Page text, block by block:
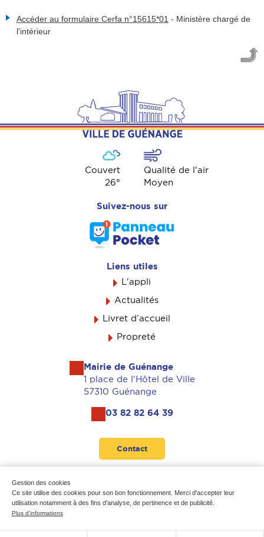
Gestion des cookies
Ce site utilise des cookies pour son bon fonctionnement. Merci d'accepter leur
utilisation notamment à des fins d'analyse, de pertinence et de publicité.
Plus d'informations
Accéder au formulaire Cerfa n°15615*01 - Ministère chargé de
l'intérieur
Couvert
26°
Qualité de l'air
Moyen
Suivez-nous sur
Liens utiles
L'appli
Actualités
Livret d’accueil
Propreté
Mairie de Guénange
1 place de l'Hôtel de Ville
57310 Guénange
03 82 82 64 39
Contact